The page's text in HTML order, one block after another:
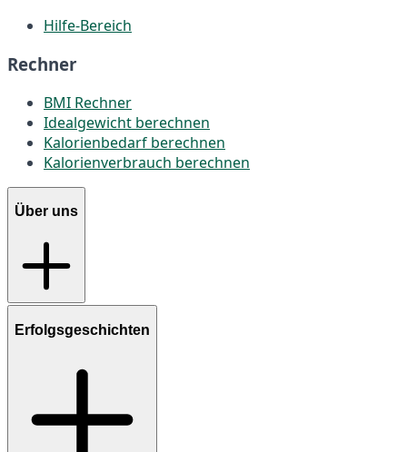
Hilfe-Bereich
Rechner
BMI Rechner
Idealgewicht berechnen
Kalorienbedarf berechnen
Kalorienverbrauch berechnen
Über uns
Erfolgsgeschichten